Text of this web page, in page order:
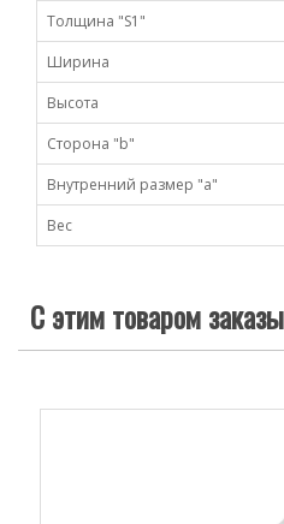
Толщина "S1"
Ширина
Высота
Сторона "b"
Внутренний размер "a"
Вес
С этим товаром